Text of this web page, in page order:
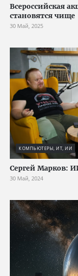
Всероссийская
становятся чище
30 Май, 2025
КОМПЬЮТЕРЫ, ИТ, ИИ
Сергей Марков:
30 Май, 2024